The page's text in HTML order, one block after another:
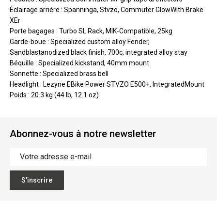
Éclairage arrière : Spanninga, Stvzo, Commuter GlowWith Brake
XEr
Porte bagages : Turbo SL Rack, MIK-Compatible, 25kg
Garde-boue : Specialized custom alloy Fender,
Sandblastanodized black finish, 700c, integrated alloy stay
Béquille : Specialized kickstand, 40mm mount
Sonnette : Specialized brass bell
Headlight : Lezyne EBike Power STVZO E500+, IntegratedMount
Poids : 20.3 kg (44 lb, 12.1 oz)
Abonnez-vous à notre newsletter
S'inscrire